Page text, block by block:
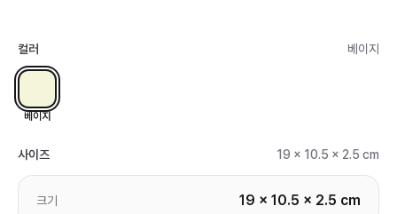
컬러 베이지
베이지
사이즈 19 x 10.5 x 2.5 cm
크기 19 x 10.5 x 2.5 cm